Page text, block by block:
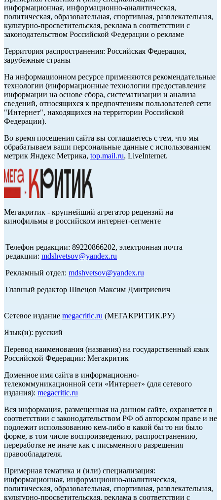
информационная, информационно-аналитическая,
политическая, образовательная, спортивная, развлекательная,
культурно-просветительская, реклама в соответствии с
законодательством Российской Федерации о рекламе
Территория распространения: Российская Федерация,
зарубежные страны
На информационном ресурсе применяются рекомендательные
технологии (информационные технологии предоставления
информации на основе сбора, систематизации и анализа
сведений, относящихся к предпочтениям пользователей сети
"Интернет", находящихся на территории Российской
Федерации).
Во время посещения сайта вы соглашаетесь с тем, что мы
обрабатываем ваши персональные данные с использованием
метрик Яндекс Метрика, top.mail.ru, LiveInternet.
Мегакритик - крупнейший агрегатор рецензий на
кинофильмы в российском интернет-сегменте
Телефон редакции: 89220866202, электронная почта
редакции: mdshvetsov@yandex.ru
Рекламный отдел: mdshvetsov@yandex.ru
Главный редактор Швецов Максим Дмитриевич
Сетевое издание megacritic.ru (МЕГАКРИТИК.РУ)
Язык(и): русский
Перевод наименования (названия) на государственный язык
Российской Федерации: Мегакритик
Доменное имя сайта в информационно-
телекоммуникационной сети «Интернет» (для сетевого
издания): megacritic.ru
Вся информация, размещенная на данном сайте, охраняется в
соответствии с законодательством РФ об авторском праве и не
подлежит использованию кем-либо в какой бы то ни было
форме, в том числе воспроизведению, распространению,
переработке не иначе как с письменного разрешения
правообладателя.
Примерная тематика и (или) специализация:
информационная, информационно-аналитическая,
политическая, образовательная, спортивная, развлекательная,
культурно-просветительская, реклама в соответствии с